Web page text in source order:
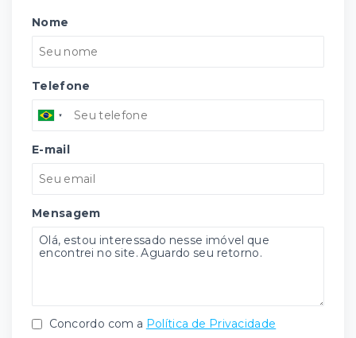
Nome
Telefone
E-mail
Mensagem
Concordo com a Política de Privacidade